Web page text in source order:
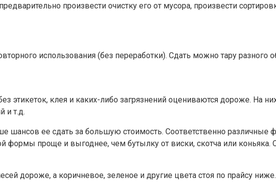
произвести очистку его от мусора, произвести
использования (без переработки). Сдать можно тару разного
этикеток, клея и каких-либо загрязнений оцениваются дороже. На
и т.д.
шансов ее сдать за большую стоимость. Соответственно различные
формы проще и выгоднее, чем бутылку от виски, скотча или
дороже, а коричневое, зеленое и другие цвета стоя по прайсу ниже.